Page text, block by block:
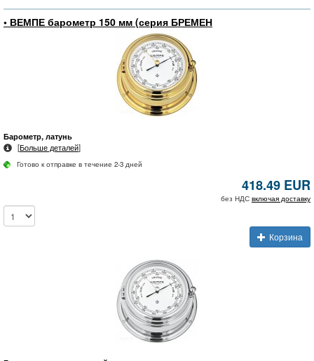
• ВЕМПЕ барометр 150 мм (серия БРЕМЕН
Барометр, латунь
[Больше деталей]
Готово к отправке в течение 2-3 дней
418.49 EUR
без НДС включая доставку
Корзина